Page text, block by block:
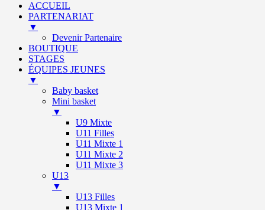
ACCUEIL
PARTENARIAT
▼
Devenir Partenaire
BOUTIQUE
STAGES
ÉQUIPES JEUNES
▼
Baby basket
Mini basket
▼
U9 Mixte
U11 Filles
U11 Mixte 1
U11 Mixte 2
U11 Mixte 3
U13
▼
U13 Filles
U13 Mixte 1